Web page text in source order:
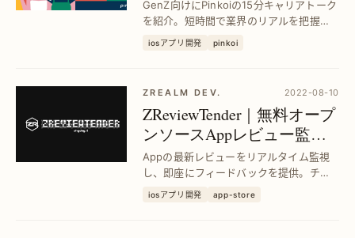
GenZ向けにPinkoiの15分キャリアトーク
を紹介。短時間で業界のリアルを把握
し、キャリア選択の不安を解消。効率的
に将来設計ができる内容です。
iosアプリ開発 pinkoi
ZREALM DEV. 2022-08-10
ZReviewTender｜無料オープ
ンソースAppレビュー監視
ロボットで評価を即時把握
Appの最新レビューをリアルタイム監視
し、即座にフィードバックを提供。チー
ムの連携強化とユーザー満足度向上を実
現する無料ツールです。
iosアプリ開発 app-store